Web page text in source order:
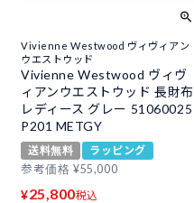
Vivienne Westwood ヴィヴィアン
ウエストウッド
Vivienne Westwood ヴィヴ
ィアンウエストウッド 長財布
レディース グレー 51060025
P201 METGY
送料無料
ラッピング
参考価格 ¥55,000
¥25,800税込